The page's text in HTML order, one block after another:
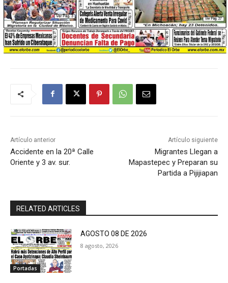
Artículo anterior
Accidente en la 20ª Calle
Oriente y 3 av. sur.
Artículo siguiente
Migrantes Llegan a
Mapastepec y Preparan su
Partida a Pijijiapan
RELATED ARTICLES
Portadas
AGOSTO 08 DE 2026
8 agosto, 2026